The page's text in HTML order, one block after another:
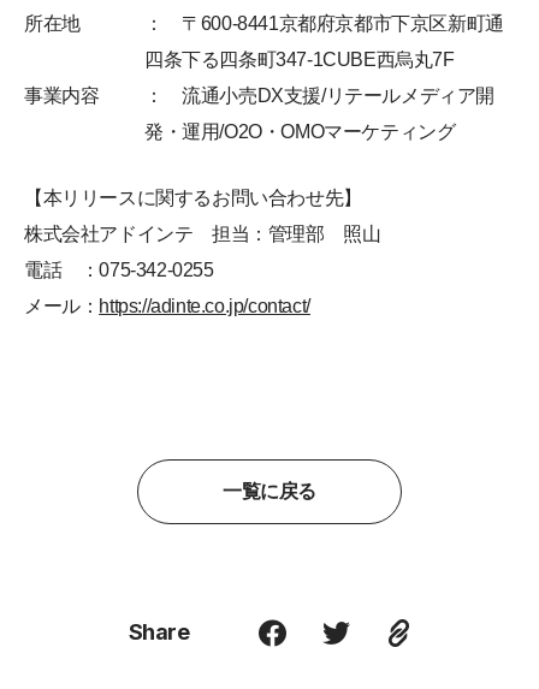
所在地
： 〒600-8441京都府京都市下京区新町通
四条下る四条町347-1CUBE西烏丸7F
事業内容
： 流通小売DX支援/リテールメディア開
発・運用/O2O・OMOマーケティング
【本リリースに関するお問い合わせ先】
株式会社アドインテ 担当：管理部 照山
電話 ：075-342-0255
メール： https://adinte.co.jp/contact/
一覧に戻る
Share